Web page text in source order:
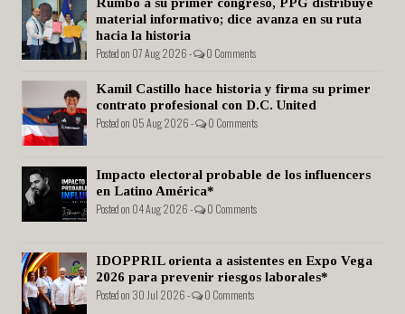
Rumbo a su primer congreso, PPG distribuye
material informativo; dice avanza en su ruta
hacia la historia
Posted on 07 Aug 2026 - 0 Comments
Kamil Castillo hace historia y firma su primer
contrato profesional con D.C. United
Posted on 05 Aug 2026 - 0 Comments
Impacto electoral probable de los influencers
en Latino América*
Posted on 04 Aug 2026 - 0 Comments
IDOPPRIL orienta a asistentes en Expo Vega
2026 para prevenir riesgos laborales*
Posted on 30 Jul 2026 - 0 Comments